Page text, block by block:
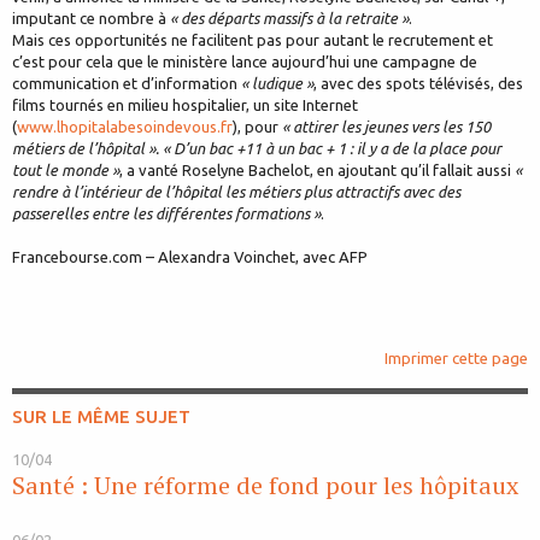
imputant ce nombre à « des départs massifs à la retraite ».
Mais ces opportunités ne facilitent pas pour autant le recrutement et
c’est pour cela que le ministère lance aujourd’hui une campagne de
communication et d’information « ludique », avec des spots télévisés, des
films tournés en milieu hospitalier, un site Internet
(www.lhopitalabesoindevous.fr), pour « attirer les jeunes vers les 150
métiers de l’hôpital ». « D’un bac +11 à un bac + 1 : il y a de la place pour
tout le monde », a vanté Roselyne Bachelot, en ajoutant qu’il fallait aussi «
rendre à l’intérieur de l’hôpital les métiers plus attractifs avec des
passerelles entre les différentes formations ».
Francebourse.com – Alexandra Voinchet, avec AFP
Imprimer cette page
SUR LE MÊME SUJET
10/04
Santé : Une réforme de fond pour les hôpitaux